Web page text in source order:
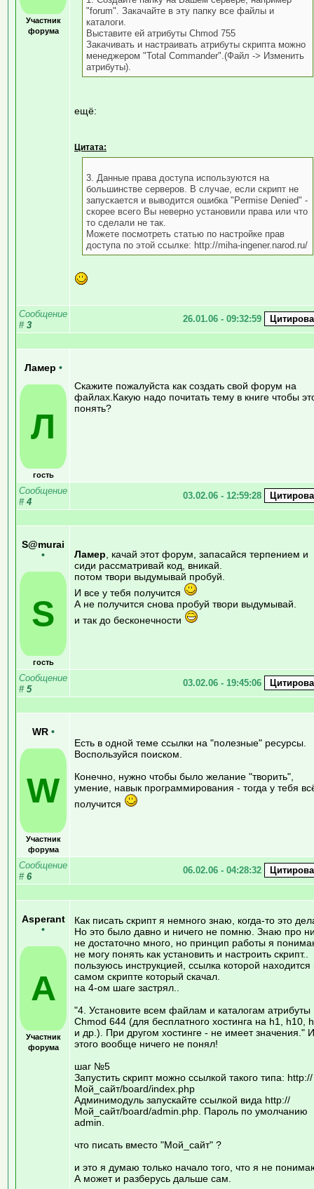
Участник
форума
"forum". Закачайте в эту папку все файлы и
каталоги.
Выставите ей атрибуты Chmod 755
Закачивать и настраивать атрибуты скрипта можно
менеджером "Total Commander".(Файл -> Изменить
атрибуты).
ещё:
Цитата:
3. Данные права доступа используются на
большинстве серверов. В случае, если скрипт не
запускается и выводится ошибка "Permise Denied" -
скорее всего Вы неверно установили права или что
то сделали не так.
Можете посмотреть статью по настройке прав
доступа по этой ссылке: http://miha-ingener.narod.ru/
Сообщение
# 3
26.01.06 - 09:32:59
Ламер •
Л
гость
Скажите пожалуйста как создать свой форум на
файлах.Какую надо почитать тему в книге чтобы
понять?
Сообщение
# 4
03.02.06 - 12:59:28
S@murai
•
S
гость
Ламер , качай этот форум, запасайся терпением и
сиди рассматривай код, вникай.
потом твори выдумывай пробуй.
И все у тебя получится
А не получится снова пробуй твори выдумывай.
и так до бесконечности
Сообщение
# 5
03.02.06 - 19:45:06
WR •
W
Участник
форума
Есть в одной теме ссылки на "полезные" ресурсы.
Воспользуйся поиском.
Конечно, нужно чтобы было желание "творить",
умение, навык программирования - тогда у тебя
получится
Сообщение
# 6
06.02.06 - 04:28:32
Asperant
•
A
Участник
форума
Как писать скрипт я немного знаю, когда-то это
Но это было давно и ничего не помню. Знаю про
не достаточно много, но принцип работы я
не могу понять как установить и настроить скрипт..
пользуюсь инструкцией, ссылка которой находится
самом скрипте который скачал.
на 4-ом шаге застрял..
"4. Установите всем файлам и каталогам атрибуты
Chmod 644 (для бесплатного хостинга на h1, h10,
и др.). При другом хостинге - не имеет значения."
этого вообще ничего не понял!
шаг №5
Запустить скрипт можно ссылкой такого типа: http://
Мой_сайт/board/index.php
Админимодуль запускайте ссылкой вида http://
Мой_сайт/board/admin.php. Пароль по умолчанию
admin.
что писать вместо "Мой_сайт" ?
и это я думаю только начало того, что я не
А может и разберусь дальше сам.